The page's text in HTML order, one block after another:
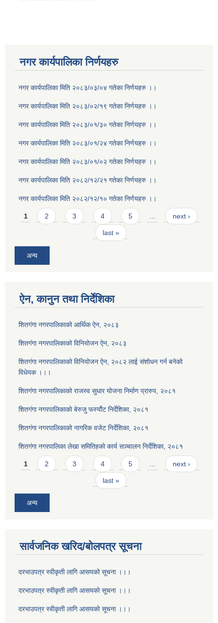
नगर कार्यपालिका निर्णयहरु
नगर कार्यपालिका मिति २०८३/०३/०४ गतेका निर्णयहरु ।।
नगर कार्यपालिका मिति २०८३/०२/१९ गतेका निर्णयहरु ।।
नगर कार्यपालिका मिति २०८३/०१/३० गतेका निर्णयहरु ।।
नगर कार्यपालिका मिति २०८३/०१/२४ गतेका निर्णयहरु ।।
नगर कार्यपालिका मिति २०८३/०१/०२ गतेका निर्णयहरु ।।
नगर कार्यपालिका मिति २०८२/१२/२१ गतेका निर्णयहरु ।।
नगर कार्यपालिका मिति २०८२/१२/१० गतेका निर्णयहरु ।।
Pages
1 2 3 4 5 … next ›
last »
अन्य
ऐन, कानुन तथा निर्देशिका
शितगंगा नगरपालिकाको आर्थिक ऐन, २०८३
शितगंगा नगरपालिकाको विनियोजन ऐन, २०८३
शितगंगा नगरपालिकाको विनियोजन ऐन, २०८२ लाई संशोधन गर्न बनेको
विधेयक ।।।
शितगंगा नगरपालिकाको राजस्व सुधार योजना निर्माण प्रारुप, २०८१
शितगंगा नगरपालिकाको बेरुजु फर्स्यौट निर्देशिका, २०८१
शितगंगा नगरपालिकाको नागरिक वजेट निर्देशिका, २०८१
शितगंगा नगरपालिका लेखा समितिहको कार्य सञ्चालन निर्देशिका, २०८१
Pages
1 2 3 4 5 next ›
last »
अन्य
सार्वजनिक खरिद/बोलपत्र सूचना
दरभाउपत्र स्वीकृती लागि आसयको सूचना ।।।
दरभाउपत्र स्वीकृती लागि आसयको सूचना ।।।
दरभाउपत्र स्वीकृती लागि आसयको सूचना ।।।